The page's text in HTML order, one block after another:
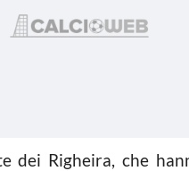
dei Righeira, che